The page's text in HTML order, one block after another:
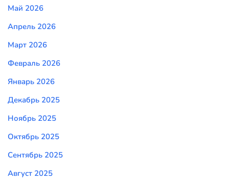
Май 2026
Апрель 2026
Март 2026
Февраль 2026
Январь 2026
Декабрь 2025
Ноябрь 2025
Октябрь 2025
Сентябрь 2025
Август 2025